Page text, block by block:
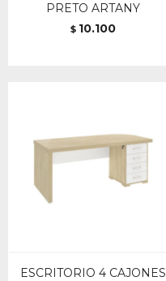
PRETO ARTANY
$ 10.100
ESCRITORIO 4 CAJONES